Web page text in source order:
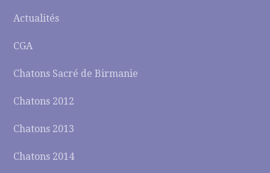
Actualités
CGA
Chatons Sacré de Birmanie
Chatons 2012
Chatons 2013
Chatons 2014